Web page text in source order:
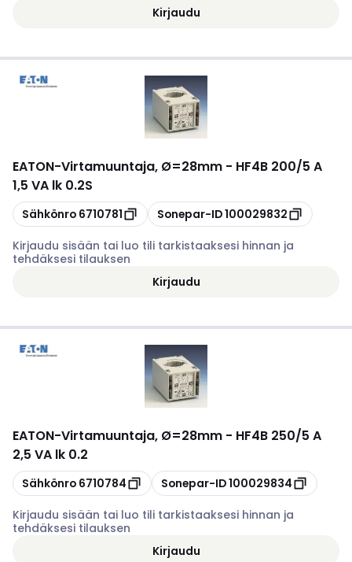
Kirjaudu
EATON-Virtamuuntaja, Ø=28mm - HF4B 200/5 A
1,5 VA lk 0.2S
Kopioi
Sähkönro 6710781 Kopioi
Sonepar-ID100029832
Kirjaudu sisään tai luo tili tarkistaaksesi hinnan ja
tehdäksesi tilauksen
Kirjaudu
EATON-Virtamuuntaja, Ø=28mm - HF4B 250/5 A
2,5 VA lk 0.2
Kopioi
Sähkönro 6710784 Kopioi
Sonepar-ID100029834
Kirjaudu sisään tai luo tili tarkistaaksesi hinnan ja
tehdäksesi tilauksen
Kirjaudu